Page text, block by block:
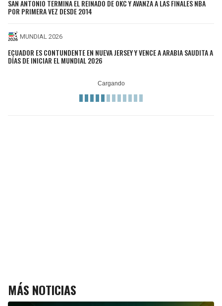
SAN ANTONIO TERMINA EL REINADO DE OKC Y AVANZA A LAS FINALES NBA
POR PRIMERA VEZ DESDE 2014
MUNDIAL 2026
ECUADOR ES CONTUNDENTE EN NUEVA JERSEY Y VENCE A ARABIA SAUDITA A
DÍAS DE INICIAR EL MUNDIAL 2026
MÁS NOTICIAS